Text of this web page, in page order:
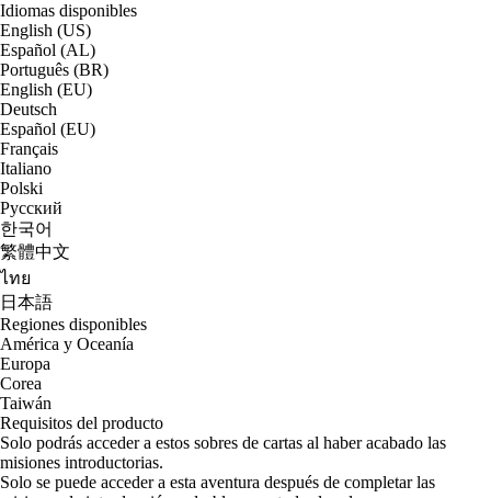
Idiomas disponibles
English (US)
Español (AL)
Português (BR)
English (EU)
Deutsch
Español (EU)
Français
Italiano
Polski
Русский
한국어
繁體中文
ไทย
日本語
Regiones disponibles
América y Oceanía
Europa
Corea
Taiwán
Requisitos del producto
Solo podrás acceder a estos sobres de cartas al haber acabado las
misiones introductorias.
Solo se puede acceder a esta aventura después de completar las